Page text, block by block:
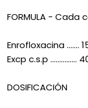
FORMULA -
Enrofloxacina …….
Excp c.s.p ……………
DOSIFICACIÓN